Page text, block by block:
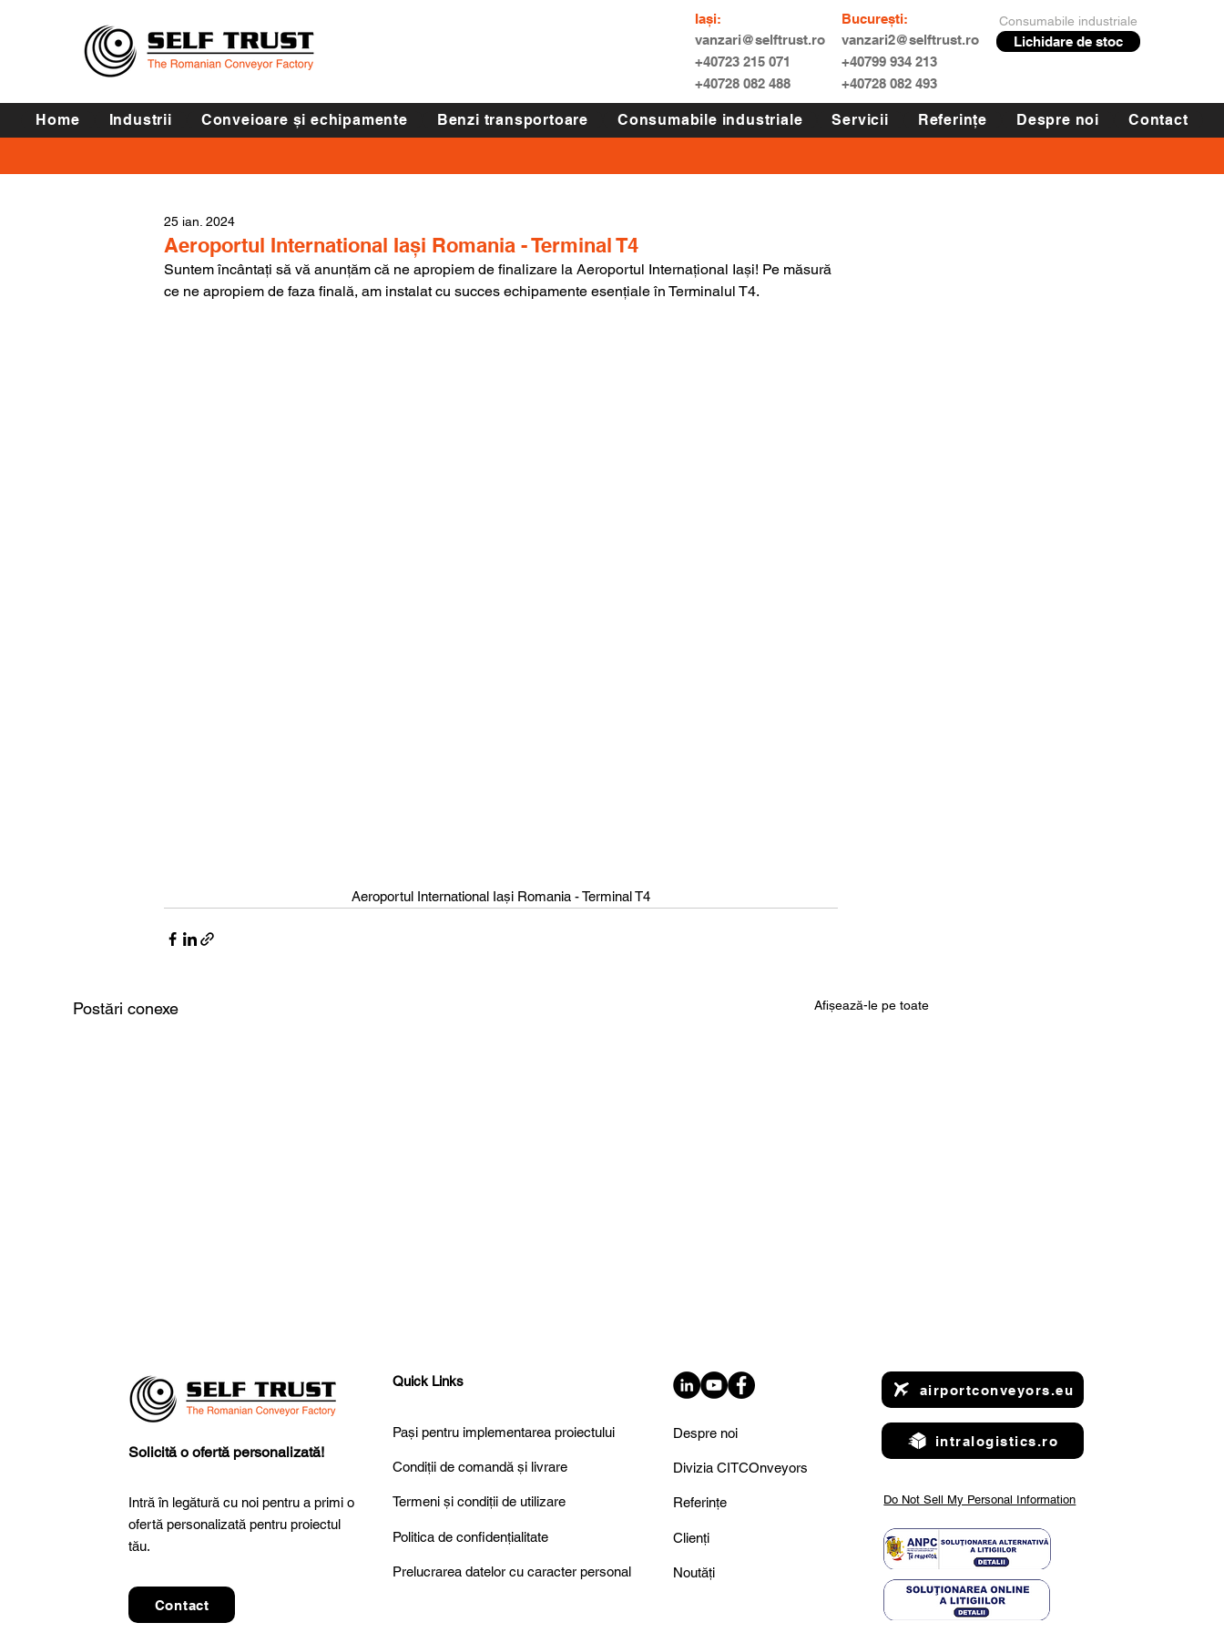
Iași:
vanzari@selftrust.ro
+40723 215 071
+40728 082 488
București:
vanzari2@selftrust.ro
+40799 934 213
+40728 082 493
Consumabile industriale
Lichidare de stoc
Home Industrii Conveioare și echipamente Benzi transportoare Consumabile industriale Servicii Referințe Despre noi Contact
Aeroportul International Iași Romania - Terminal T4
25 ian. 2024
Suntem încântați să vă anunțăm că ne apropiem de finalizare la Aeroportul Internațional Iași! Pe măsură
ce ne apropiem de faza finală, am instalat cu succes echipamente esențiale în Terminalul T4.
Aeroportul International Iași Romania - Terminal T4
Postări conexe Afișează-le pe toate
CITCOnveyors participă la
Global Airports Forum –
SELF TRUST Delivers
Advanced Conveyor
Postal Industry
✈️ The final countdown to
inter airport Europe 2025
Solicită o ofertă personalizată!
Intră în legătură cu noi pentru a primi o
ofertă personalizată pentru proiectul
tău.
Contact
Quick Links
Pași pentru implementarea proiectului
Condiții de comandă și livrare
Termeni și condiții de utilizare
Politica de confidențialitate
Prelucrarea datelor cu caracter personal
Despre noi
Divizia CITCOnveyors
Referințe
Clienți
Noutăți
airportconveyors.eu
intralogistics.ro
Do Not Sell My Personal Information